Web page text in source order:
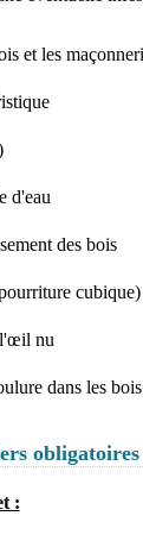
et les
d'eau
des bois
cubique)
nu
dans les bois
obligatoires
: